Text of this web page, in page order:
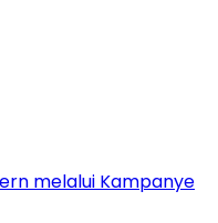
melalui Kampanye